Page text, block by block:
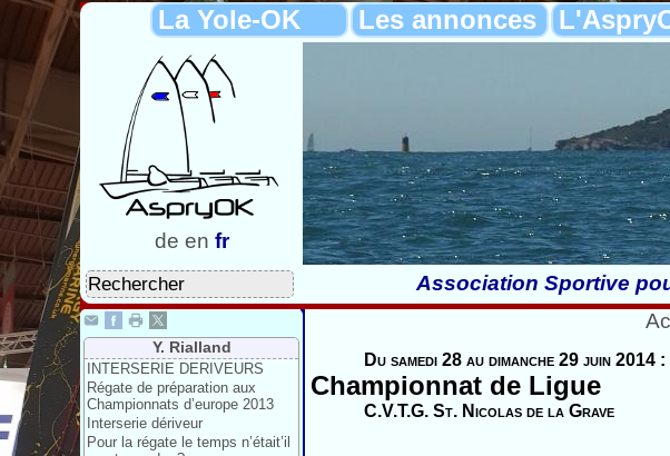
La Yole-OK Les annonces
de en fr
Association Sportive
Y. Rialland
INTERSERIE DERIVEURS
Régate de préparation aux
Championnats d’europe 2013
Interserie dériveur
Pour la régate le temps n’était’il
Du samedi 28 au dimanche 29 juin 2014 :
Championnat de Ligue
C.V.T.G. St. Nicolas de la Grave